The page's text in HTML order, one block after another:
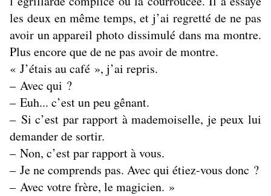
les deux en même temps, et j’ai regretté de ne pas
avoir un appareil photo dissimulé dans ma montre.
Plus encore que de ne pas avoir de montre.
« J’étais au café », j’ai repris.
– Avec qui ?
– Euh... c’est un peu gênant.
– Si c’est par rapport à mademoiselle, je peux lui
demander de sortir.
– Non, c’est par rapport à vous.
– Je ne comprends pas. Avec qui étiez-vous donc ?
– Avec votre frère, le magicien. »